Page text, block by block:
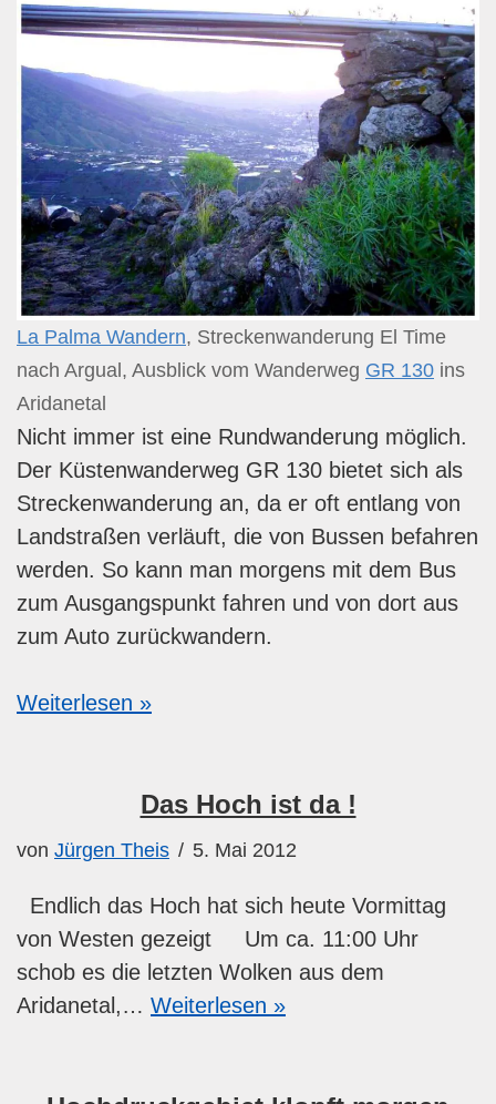
La Palma Wandern, Streckenwanderung El Time
nach Argual, Ausblick vom Wanderweg GR 130 ins
Aridanetal
Nicht immer ist eine Rundwanderung möglich.
Der Küstenwanderweg GR 130 bietet sich als
Streckenwanderung an, da er oft entlang von
Landstraßen verläuft, die von Bussen befahren
werden. So kann man morgens mit dem Bus
zum Ausgangspunkt fahren und von dort aus
zum Auto zurückwandern.
Weiterlesen »
Das Hoch ist da !
von Jürgen Theis 5. Mai 2012
Endlich das Hoch hat sich heute Vormittag
von Westen gezeigt Um ca. 11:00 Uhr
schob es die letzten Wolken aus dem
Aridanetal,… Weiterlesen »